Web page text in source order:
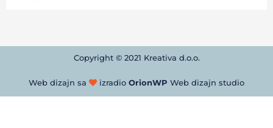
Copyright © 2021 Kreativa d.o.o.
Web dizajn sa izradio OrionWP Web dizajn studio